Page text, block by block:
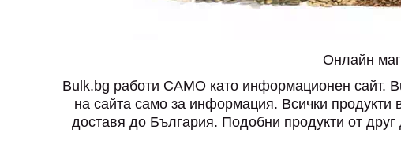
Онлайн
Bulk.bg работи САМО като информационен сайт.
на сайта само за информация. Всички продукти
доставя до България. Подобни продукти от